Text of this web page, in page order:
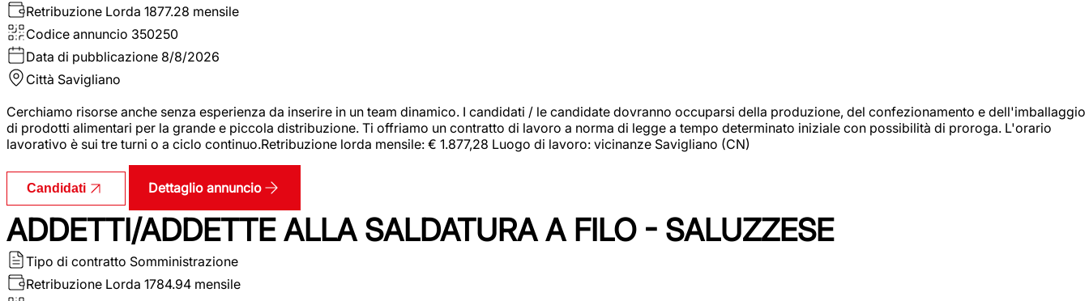
Retribuzione Lorda 1877.28 mensile
Codice annuncio 350250
Data di pubblicazione 8/8/2026
Città Savigliano
Cerchiamo risorse anche senza esperienza da inserire in un team dinamico. I candidati / le candidate dovranno occuparsi della produzione, del confezionamento e dell'imballaggio
di prodotti alimentari per la grande e piccola distribuzione. Ti offriamo un contratto di lavoro a norma di legge a tempo determinato iniziale con possibilità di proroga. L'orario
lavorativo è sui tre turni o a ciclo continuo.Retribuzione lorda mensile: € 1.877,28 Luogo di lavoro: vicinanze Savigliano (CN)
Candidati Dettaglio annuncio
ADDETTI/ADDETTE ALLA SALDATURA A FILO - SALUZZESE
Tipo di contratto Somministrazione
Retribuzione Lorda 1784.94 mensile